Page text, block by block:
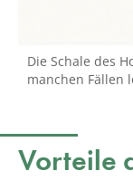
Die Schale des
manchen Fällen
Vorteile